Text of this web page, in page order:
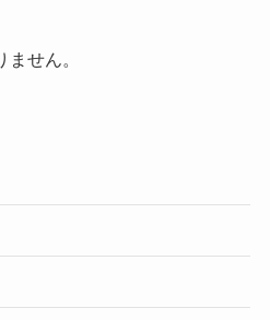
せん。